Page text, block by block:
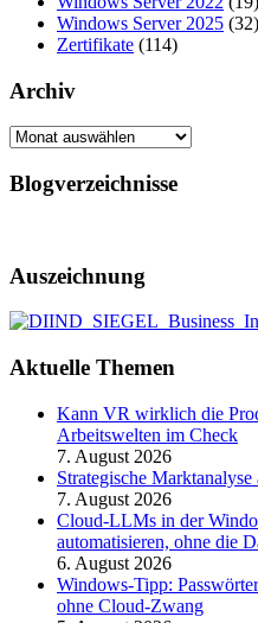
Windows Server 2025 (32)
Zertifikate (114)
Archiv
Archiv
Blogverzeichnisse
Auszeichnung
Aktuelle Themen
Kann VR wirklich die
Arbeitswelten im Check
7. August 2026
Strategische
7. August 2026
Cloud-LLMs in der
automatisieren, ohne die
6. August 2026
Windows-Tipp:
ohne Cloud-Zwang